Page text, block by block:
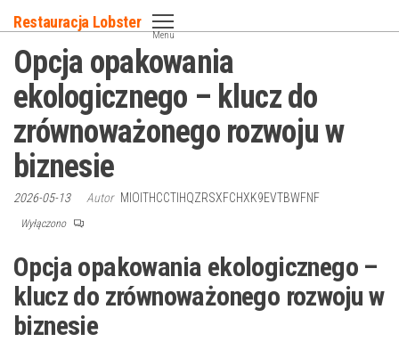
do
treści
Restauracja Lobster
Menu
Opcja opakowania
ekologicznego – klucz do
zrównoważonego rozwoju w
biznesie
2026-05-13 Autor MIOITHCCTIHQZRSXFCHXK9EVTBWFNF
Wyłączono
Opcja opakowania ekologicznego –
klucz do zrównoważonego rozwoju w
biznesie